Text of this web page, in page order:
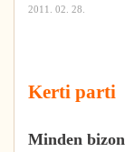
2011. 02. 28.
Kerti parti
Minden